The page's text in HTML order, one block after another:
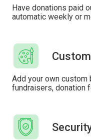
Have donations paid
automatic weekly or
Add your own custom
fundraisers, donation